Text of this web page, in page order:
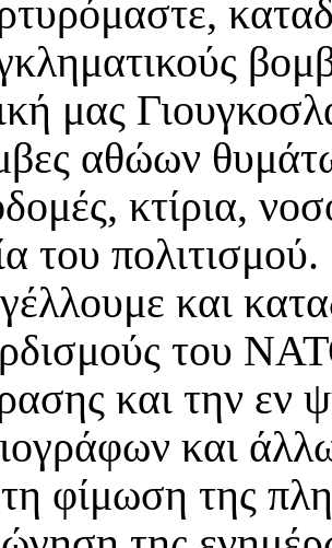
μας
αθώων
κτίρια,
του πολιτισμού.
και
του
και την εν
και
φίμωση της